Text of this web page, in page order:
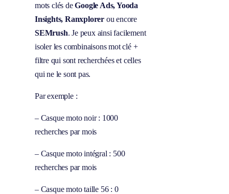
mots clés deGoogle Ads, Yooda
Insights, Ranxplorerou encore
SEMrush. Je peux ainsi facilement
isoler les combinaisons mot clé +
filtre qui sont recherchées et celles
qui ne le sont pas.
Par exemple :
– Casque moto noir : 1000
recherches par mois
– Casque moto intégral : 500
recherches par mois
– Casque moto taille 56 : 0